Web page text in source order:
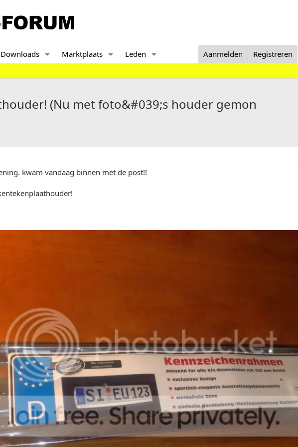
Downloads Marktplaats Leden Aanmelden Registreren
(Nu met foto&#039;s houder gemon
kwam vandaag binnen met de post!!